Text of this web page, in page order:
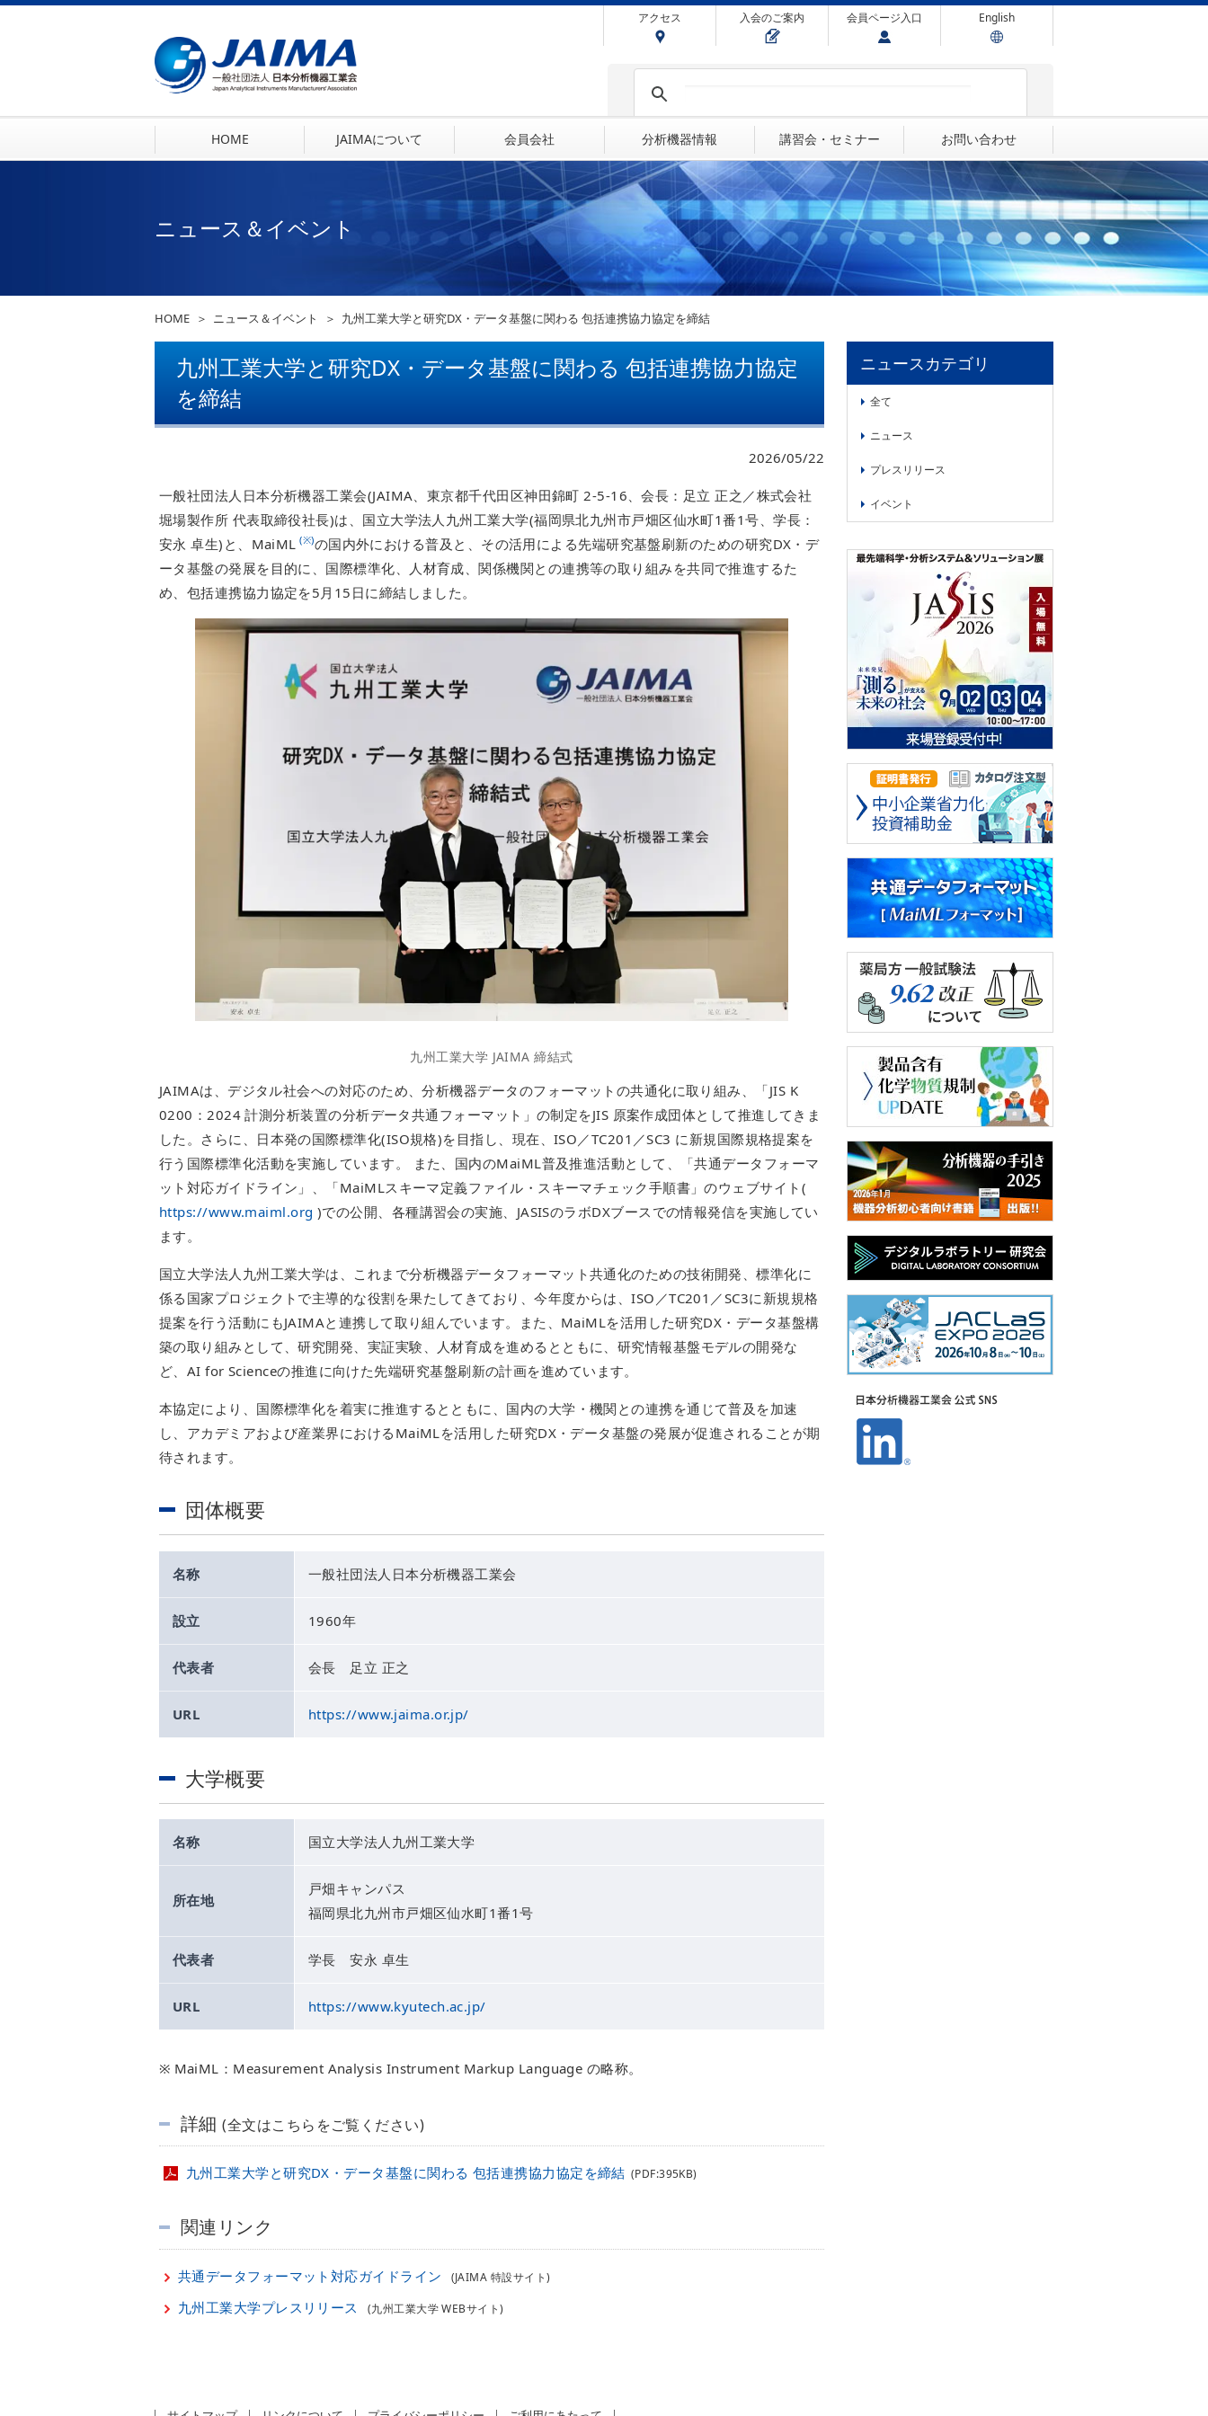
アクセス 入会のご案内 会員ページ入口 English
HOME JAIMAについて 会員会社 分析機器情報 講習会・セミナー お問い合わせ
ニュース＆イベント
HOME ニュース＆イベント 九州工業大学と研究DX・データ基盤に関わる 包括連携協力協定を締結
九州工業大学と研究DX・データ基盤に関わる 包括連携協力協定
を締結
2026/05/22
一般社団法人日本分析機器工業会(JAIMA、東京都千代田区神田錦町 2-5-16、会長：足立 正之／株式会社
堀場製作所 代表取締役社長)は、国立大学法人九州工業大学(福岡県北九州市戸畑区仙水町1番1号、学長：
安永 卓生)と、MaiML (※)の国内外における普及と、その活用による先端研究基盤刷新のための研究DX・デ
ータ基盤の発展を目的に、国際標準化、人材育成、関係機関との連携等の取り組みを共同で推進するた
め、包括連携協力協定を5月15日に締結しました。
九州工業大学 JAIMA 締結式
JAIMAは、デジタル社会への対応のため、分析機器データのフォーマットの共通化に取り組み、「JIS K
0200：2024 計測分析装置の分析データ共通フォーマット」の制定をJIS 原案作成団体として推進してきま
した。さらに、日本発の国際標準化(ISO規格)を目指し、現在、ISO／TC201／SC3 に新規国際規格提案を
行う国際標準化活動を実施しています。 また、国内のMaiML普及推進活動として、「共通データフォーマ
ット対応ガイドライン」、「MaiMLスキーマ定義ファイル・スキーマチェック手順書」のウェブサイト(
https://www.maiml.org )での公開、各種講習会の実施、JASISのラボDXブースでの情報発信を実施してい
ます。
国立大学法人九州工業大学は、これまで分析機器データフォーマット共通化のための技術開発、標準化に
係る国家プロジェクトで主導的な役割を果たしてきており、今年度からは、ISO／TC201／SC3に新規規格
提案を行う活動にもJAIMAと連携して取り組んでいます。また、MaiMLを活用した研究DX・データ基盤構
築の取り組みとして、研究開発、実証実験、人材育成を進めるとともに、研究情報基盤モデルの開発な
ど、AI for Scienceの推進に向けた先端研究基盤刷新の計画を進めています。
本協定により、国際標準化を着実に推進するとともに、国内の大学・機関との連携を通じて普及を加速
し、アカデミアおよび産業界におけるMaiMLを活用した研究DX・データ基盤の発展が促進されることが期
待されます。
団体概要
名称 一般社団法人日本分析機器工業会
設立 1960年
代表者 会長 足立 正之
URL https://www.jaima.or.jp/
大学概要
名称 国立大学法人九州工業大学
所在地
戸畑キャンパス
福岡県北九州市戸畑区仙水町1番1号
代表者 学長 安永 卓生
URL https://www.kyutech.ac.jp/
MaiML：Measurement Analysis Instrument Markup Language の略称。
詳細(全文はこちらをご覧ください)
九州工業大学と研究DX・データ基盤に関わる 包括連携協力協定を締結 (PDF:395KB)
関連リンク
共通データフォーマット対応ガイドライン (JAIMA 特設サイト)
九州工業大学プレスリリース (九州工業大学 WEBサイト)
ニュースカテゴリ
全て
ニュース
プレスリリース
イベント